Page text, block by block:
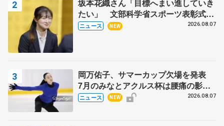
坂本花織さん「目標へまい進していき
たい」 文部科学省スポーツ表彰式で
代表謝辞
ニュース NEW 2026.08.07
岡万佑子、サマーカップ欠場を発表
7月のみなとアクルス杯は腰痛の影響
で
ニュース NEW 2026.08.07